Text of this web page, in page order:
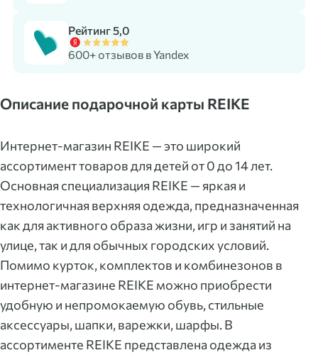
Рейтинг 5,0
600+ отзывов в Yandex
Описание подарочной карты REIKE
Интернет-магазин REIKE — это широкий
ассортимент товаров для детей от 0 до 14 лет.
Основная специализация REIKE — яркая и
технологичная верхняя одежда, предназначенная
как для активного образа жизни, игр и занятий на
улице, так и для обычных городских условий.
Помимо курток, комплектов и комбинезонов в
интернет-магазине REIKE можно приобрести
удобную и непромокаемую обувь, стильные
аксессуары, шапки, варежки, шарфы. В
ассортименте REIKE представлена одежда из